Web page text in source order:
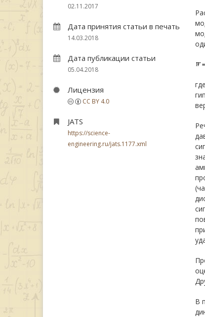
02.11.2017
Дата принятия статьи в печать
14.03.2018
Дата публикации статьи
05.04.2018
Лицензия
CC BY 4.0
JATS
https://science-
engineering.ru/jats.1177.xml
В